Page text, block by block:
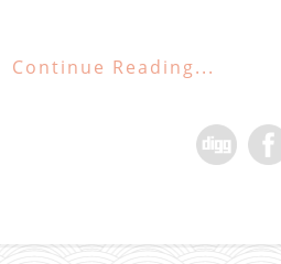
Continue Reading...